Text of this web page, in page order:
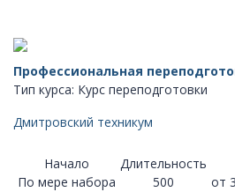
Профессиональная
Тип курса: Курс переподготовки
Дмитровский техникум
Начало
По мере набора
Длительность
500
от